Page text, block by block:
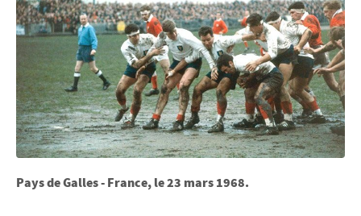
Pays de Galles - France, le 23 mars 1968.